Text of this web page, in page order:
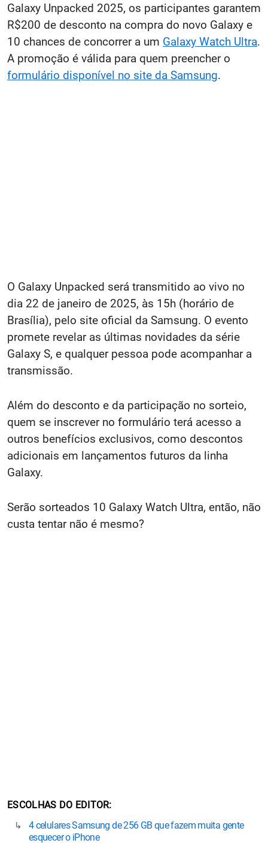
Galaxy Unpacked 2025, os participantes garantem
R$200 de desconto na compra do novo Galaxy e
10 chances de concorrer a um Galaxy Watch Ultra.
A promoção é válida para quem preencher o
formulário disponível no site da Samsung.
O Galaxy Unpacked será transmitido ao vivo no
dia 22 de janeiro de 2025, às 15h (horário de
Brasília), pelo site oficial da Samsung. O evento
promete revelar as últimas novidades da série
Galaxy S, e qualquer pessoa pode acompanhar a
transmissão.
Além do desconto e da participação no sorteio,
quem se inscrever no formulário terá acesso a
outros benefícios exclusivos, como descontos
adicionais em lançamentos futuros da linha
Galaxy.
Serão sorteados 10 Galaxy Watch Ultra, então, não
custa tentar não é mesmo?
ESCOLHAS DO EDITOR
4 celulares Samsung de 256 GB que fazem muita gente
esquecer o iPhone